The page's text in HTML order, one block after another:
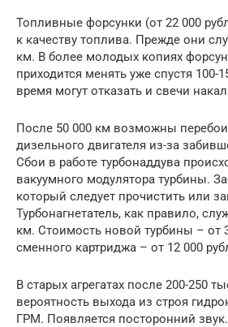
Топливные форсунки (от 22 000
к качеству топлива. Прежде они
км. В более молодых копиях
приходится менять уже спустя 100-
время могут отказать и свечи
После 50 000 км возможны перебои
дизельного двигателя из-за
Сбои в работе турбонаддува
вакуумного модулятора турбины.
который следует прочистить или
Турбонагнетатель, как правило,
км. Стоимость новой турбины – от
сменного картриджа – от 12 000
В старых агрегатах после 200-250
вероятность выхода из строя
ГРМ. Появляется посторонний